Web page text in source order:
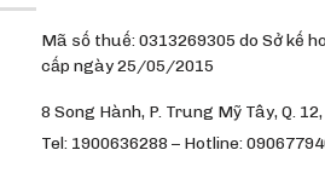
Mã số thuế: 0313269305 do Sở kế
cấp ngày 25/05/2015
8 Song Hành, P. Trung Mỹ Tây, Q. 12,
Tel: 1900636288 – Hotline: